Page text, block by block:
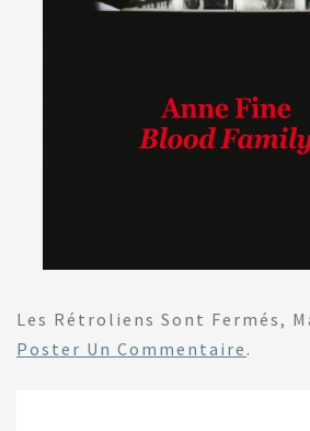
Les Rétroliens Sont Fermés,
Poster Un Commentaire .